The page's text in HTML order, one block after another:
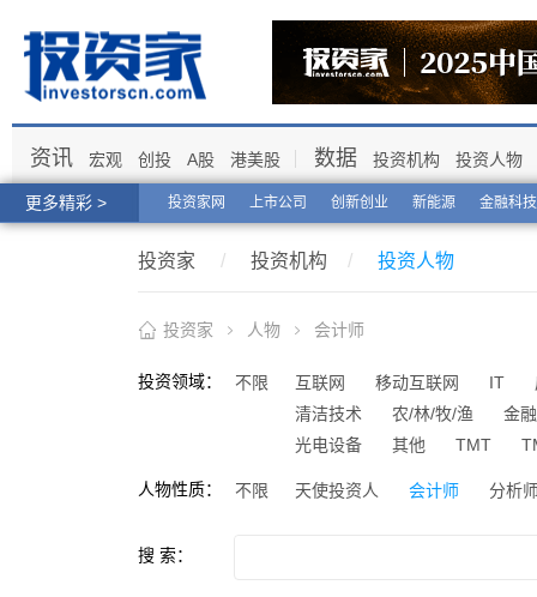
更多精彩 > 投资家网 上市公司 创新创业 新能源 金融科技
资讯 宏观 创投 A股 港美股 数据 投资机构 投资人物
投资家 / 投资机构 / 投资人物
投资家 人物 会计师
投资领域： 不限 互联网 移动互联网 IT
清洁技术
农/林/牧/渔
金融
光电设备
其他 TMT
人物性质： 不限 天使投资人 会计师 分析
搜 索：